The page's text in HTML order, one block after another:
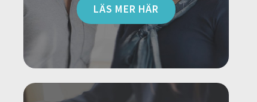
LÄS MER HÄR